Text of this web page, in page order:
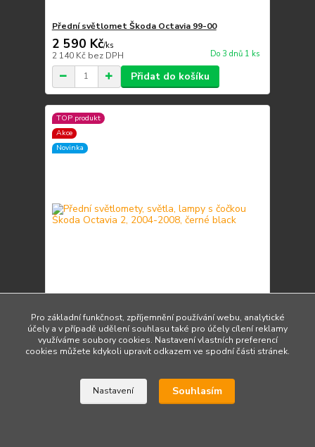
Přední světlomet Škoda Octavia 99-00
2 590 Kč/ks
2 140 Kč bez DPH Do 3 dnů 1 ks
Přidat do košíku
TOP produkt
Akce
Novinka
Přední světlomety, světla, lampy s čočkou Škoda
Octavia 2, 2004-2008, černé black
5 190 Kč
Přidat do košíku
Pro základní funkčnost, zpříjemnění používání webu, analytické
účely a v případě udělení souhlasu také pro účely cílení reklamy
využíváme soubory cookies. Nastavení vlastních preferencí
cookies můžete kdykoli upravit odkazem ve spodní části stránek.
Nastavení Souhlasím